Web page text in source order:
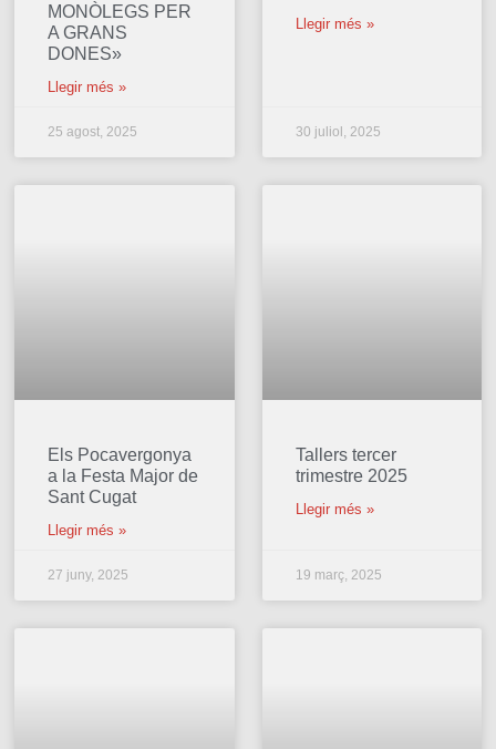
MONÒLEGS PER
A GRANS
DONES»
Llegir més »
25 agost, 2025
Llegir més »
30 juliol, 2025
Els Pocavergonya
a la Festa Major de
Sant Cugat
Llegir més »
27 juny, 2025
Tallers tercer
trimestre 2025
Llegir més »
19 març, 2025